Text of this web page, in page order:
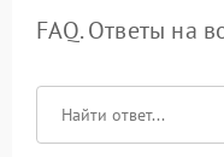
FAQ. Ответы на